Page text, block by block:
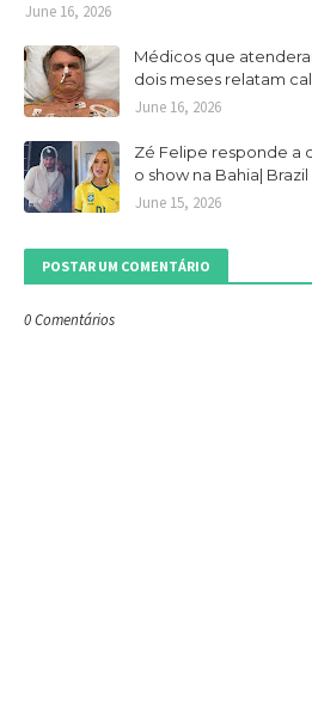
June 16, 2026
Médicos que
dois meses relatam
June 16, 2026
Zé Felipe responde a
o show na Bahia|
June 15, 2026
POSTAR UM COMENTÁRIO
0 Comentários